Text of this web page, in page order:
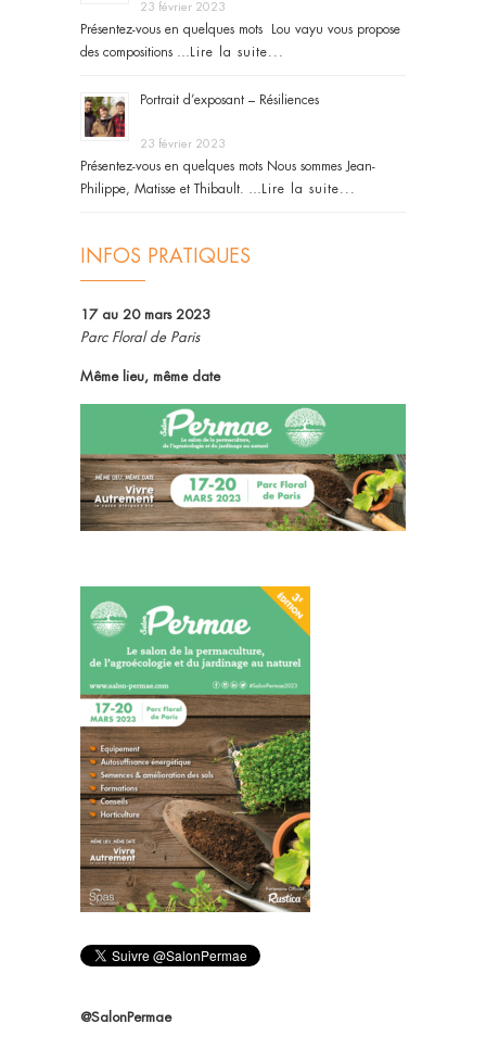
23 février 2023
Présentez-vous en quelques mots Lou vayu vous propose
des compositions …
Lire la suite...
Portrait d’exposant – Résiliences
23 février 2023
Présentez-vous en quelques mots Nous sommes Jean-
Philippe, Matisse et Thibault. …
Lire la suite...
INFOS PRATIQUES
17 au 20 mars 2023
Parc Floral de Paris
Même lieu, même date
@SalonPermae